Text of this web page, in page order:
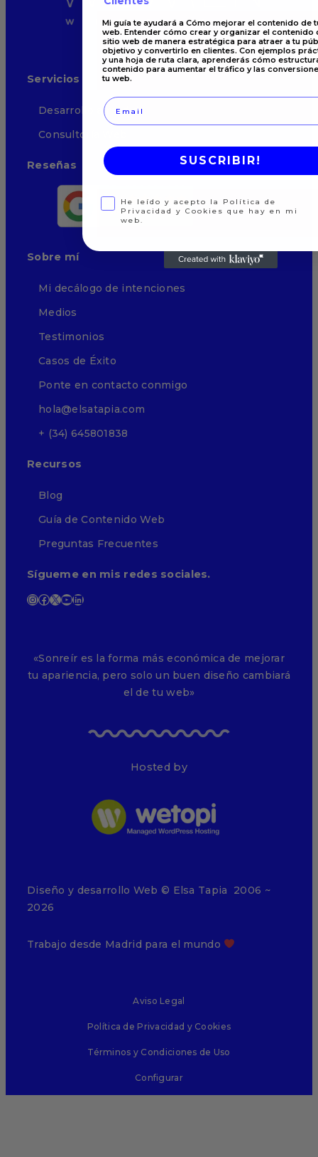
Servicios
Desarrollo a medida
Consultoría Web
Reseñas
Sobre mí
Mi decálogo de intenciones
Medios
Testimonios
Casos de Éxito
Ponte en contacto conmigo
hola@elsatapia.com
+ (34) 645801838
Recursos
Blog
Guía de Contenido Web
Preguntas Frecuentes
Sígueme en mis redes sociales.
InstagramFacebook X YouTube LinkedIn
«Sonreír es la forma más económica de mejorar
tu apariencia, pero solo un buen diseño cambiará
el de tu web»
Hosted by
Diseño y desarrollo Web © Elsa Tapia 2006 ~
2026
Trabajo desde Madrid para el mundo
Aviso Legal
Política de Privacidad y Cookies
Términos y Condiciones de Uso
Configurar
Mi guía te ayudará a Cómo mejorar el contenido de
web. Entender cómo crear y organizar el contenido
sitio web de manera estratégica para atraer a tu
objetivo y convertirlo en clientes. Con ejemplos
y una hoja de ruta clara, aprenderás cómo
contenido para aumentar el tráfico y las
tu web.
SUSCRIBIR!
He leído y acepto la Política de
He leído y acepto la Política de
Privacidad y Cookies que hay en mi
web.